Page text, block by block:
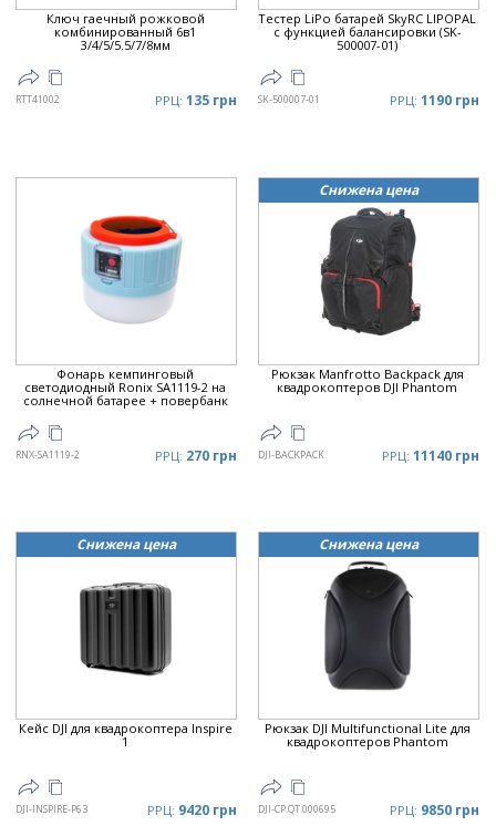
Ключ гаечный рожковой
комбинированный 6в1
3/4/5/5.5/7/8мм
RTT41002 РРЦ: 135 грн
Тестер LiPo батарей SkyRC LIPOPAL
с функцией балансировки (SK-
500007-01)
SK-500007-01 РРЦ: 1190 грн
Фонарь кемпинговый
светодиодный Ronix SA1119-2 на
солнечной батарее + повербанк
RNX-SA1119-2 РРЦ: 270 грн
Снижена цена
Рюкзак Manfrotto Backpack для
квадрокоптеров DJI Phantom
DJI-BACKPACK РРЦ: 11140 грн
Снижена цена
Кейс DJI для квадрокоптера Inspire
1
DJI-INSPIRE-P63 РРЦ: 9420 грн
Снижена цена
Рюкзак DJI Multifunctional Lite для
квадрокоптеров Phantom
DJI-CP.QT.000695 РРЦ: 9850 грн